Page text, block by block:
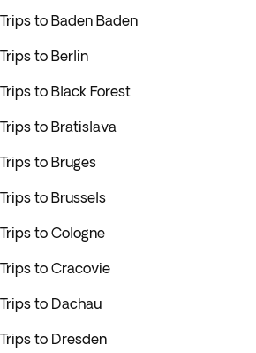
Trips to Baden Baden
Trips to Berlin
Trips to Black Forest
Trips to Bratislava
Trips to Bruges
Trips to Brussels
Trips to Cologne
Trips to Cracovie
Trips to Dachau
Trips to Dresden